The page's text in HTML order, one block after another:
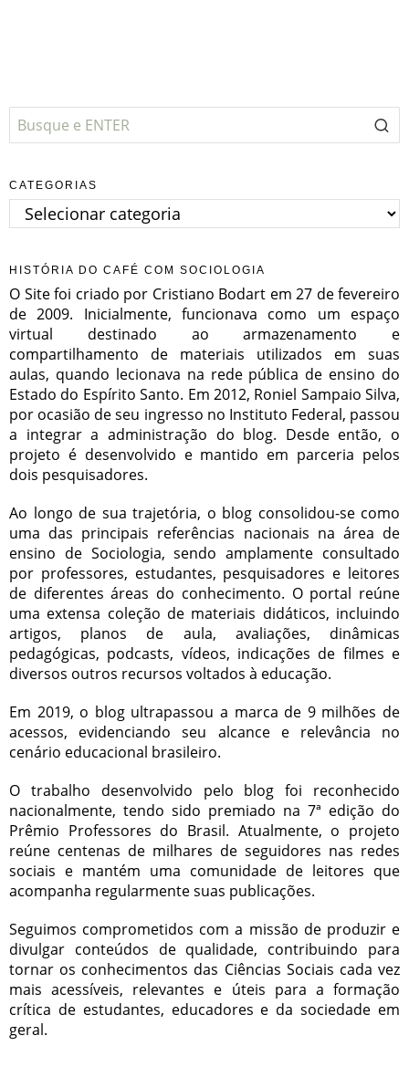
CATEGORIAS
Categorias
HISTÓRIA DO CAFÉ COM SOCIOLOGIA
O Site foi criado por Cristiano Bodart em 27 de fevereiro
de 2009. Inicialmente, funcionava como um espaço
virtual destinado ao armazenamento e
compartilhamento de materiais utilizados em suas
aulas, quando lecionava na rede pública de ensino do
Estado do Espírito Santo. Em 2012, Roniel Sampaio Silva,
por ocasião de seu ingresso no Instituto Federal, passou
a integrar a administração do blog. Desde então, o
projeto é desenvolvido e mantido em parceria pelos
dois pesquisadores.
Ao longo de sua trajetória, o blog consolidou-se como
uma das principais referências nacionais na área de
ensino de Sociologia, sendo amplamente consultado
por professores, estudantes, pesquisadores e leitores
de diferentes áreas do conhecimento. O portal reúne
uma extensa coleção de materiais didáticos, incluindo
artigos, planos de aula, avaliações, dinâmicas
pedagógicas, podcasts, vídeos, indicações de filmes e
diversos outros recursos voltados à educação.
Em 2019, o blog ultrapassou a marca de 9 milhões de
acessos, evidenciando seu alcance e relevância no
cenário educacional brasileiro.
O trabalho desenvolvido pelo blog foi reconhecido
nacionalmente, tendo sido premiado na 7ª edição do
Prêmio Professores do Brasil. Atualmente, o projeto
reúne centenas de milhares de seguidores nas redes
sociais e mantém uma comunidade de leitores que
acompanha regularmente suas publicações.
Seguimos comprometidos com a missão de produzir e
divulgar conteúdos de qualidade, contribuindo para
tornar os conhecimentos das Ciências Sociais cada vez
mais acessíveis, relevantes e úteis para a formação
crítica de estudantes, educadores e da sociedade em
geral.